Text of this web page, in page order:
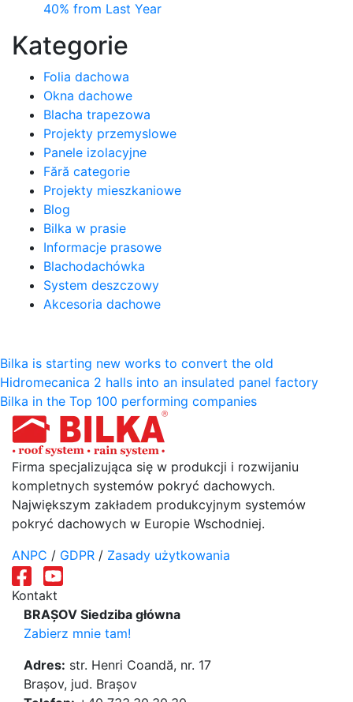
40% from Last Year
Kategorie
Folia dachowa
Okna dachowe
Blacha trapezowa
Projekty przemyslowe
Panele izolacyjne
Fără categorie
Projekty mieszkaniowe
Blog
Bilka w prasie
Informacje prasowe
Blachodachówka
System deszczowy
Akcesoria dachowe
Nawigacja
wpisu
Bilka is starting new works to convert the old
Hidromecanica 2 halls into an insulated panel factory
Bilka in the Top 100 performing companies
Firma specjalizująca się w produkcji i rozwijaniu
kompletnych systemów pokryć dachowych.
Największym zakładem produkcyjnym systemów
pokryć dachowych w Europie Wschodniej.
ANPC / GDPR / Zasady użytkowania
Kontakt
BRAȘOV Siedziba główna
Zabierz mnie tam!
Adres: str. Henri Coandă, nr. 17
Brașov, jud. Brașov